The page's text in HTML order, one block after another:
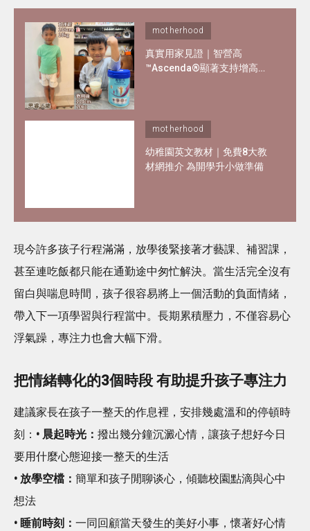
motherhood
真實用家見證｜智營高
™Ascenda®顯著支持增高增
motherhood
幼稚園英文教材｜免費8大教
材網推介 為開學升小做準備
現今許多孩子行程滿滿，放學後緊接著才藝課、補習課，
甚至連吃飯都只能在通勤途中匆忙解決。當生活完全沒有
留白與喘息時間，孩子很容易將上一個活動的負面情緒，
帶入下一項學習與行程當中。長期累積壓力，不僅容易心
浮氣躁，專注力也會大幅下滑。
把情緒轉化的3個時段 有助提升孩子專注力
建議家長在孩子一整天的作息裡，安排幾處溫和的停頓時
刻： • 晨起時光： 撥出幾分鐘沉澱心情，讓孩子想好今日
要用什麼心態迎接一整天的生活
• 放學空檔： 簡單和孩子閒聊谈心，傾聽校園點滴與心中
想法
• 睡前時刻： 一同回顧當天發生的美好小事，懷著好心情